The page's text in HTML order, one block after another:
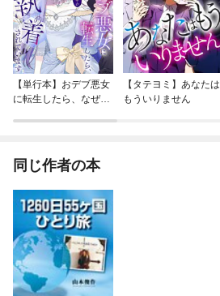
【単行本】おデブ悪女
に転生したら、なぜか
【タテヨミ】あなたは
もういりません
同じ作者の本